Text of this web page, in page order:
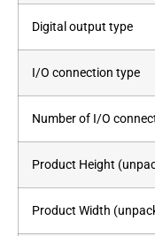
Digital output type
I/O connection type
Number of I/O
Product Height
Product Width